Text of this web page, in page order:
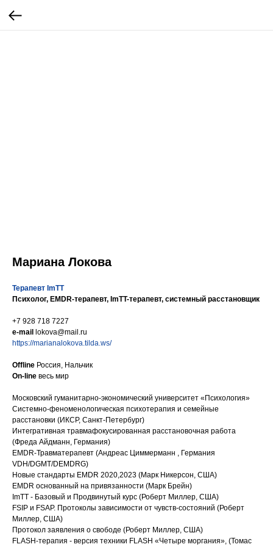
Мариана Локова
Терапевт ImTT
Психолог, EMDR-терапевт, ImTT-терапевт, cистемный расстановщик
+7 928 718 7227
e-mail
lokova@mail.ru
https://marianalokova.tilda.ws/
Offline Россия, Нальчик
On-line весь мир
Московский гуманитарно-экономический университет «Психология»
Системно-феноменологическая психотерапия и семейные
расстановки (ИКСР, Санкт-Петербург)
Интегративная травмафокусированная расстановочная работа
(Фреда Айдманн, Германия)
EMDR-Травматерапевт (Андреас Циммерманн , Германия
VDH/DGMT/DEMDRG)
Новые стандарты EMDR 2020,2023 (Марк Никерсон, США)
EMDR основанный на привязанности (Марк Брейн)
ImTT - Базовый и Продвинутый курс (Роберт Миллер, США)
FSIP и FSAP. Протоколы зависимости от чувств-состояний (Роберт
Миллер, США)
Протокол заявления о свободе (Роберт Миллер, США)
FLASH-терапия - версия техники FLASH «Четыре моргания», (Томас